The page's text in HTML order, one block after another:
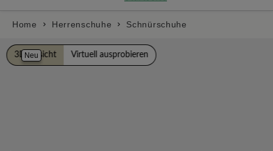
Home Herrenschuhe Schnürschuhe
Neu
Bildergalerie überspringen
3D Ansicht Virtuell ausprobieren